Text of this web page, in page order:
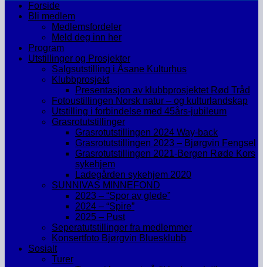
Forside
Bli medlem
Medlemsfordeler
Meld deg inn her
Program
Utstillinger og Prosjekter
Salgsutstilling i Åsane Kulturhus
Klubbprosjekt
Presentasjon av klubbprosjektet Rød Tråd
Fotoustillingen Norsk natur – og kulturlandskap
Utstilling i forbindelse med 45års-jubileum
Grasrotutstillinger
Grasrotutstillingen 2024 Way-back
Grasrotutstillingen 2023 – Bjørgvin Fengsel
Grasrotutstillingen 2021-Bergen Røde Kors
sykehjem
Ladegården sykehjem 2020
SUNNIVAS MINNEFOND
2023 – “Spor av glede”
2024 – “Spire”
2025 – Pust
Seperatutstillinger fra medlemmer
Konsertfoto Bjørgvin Bluesklubb
Sosialt
Turer